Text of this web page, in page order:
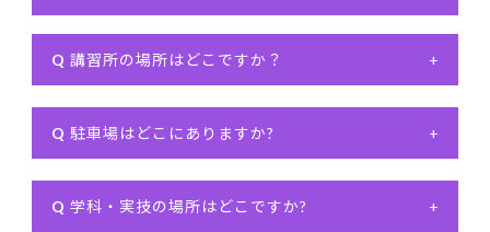
Q 講習所の場所はどこですか？ +
Q 駐車場はどこにありますか? +
Q 学科・実技の場所はどこですか? +